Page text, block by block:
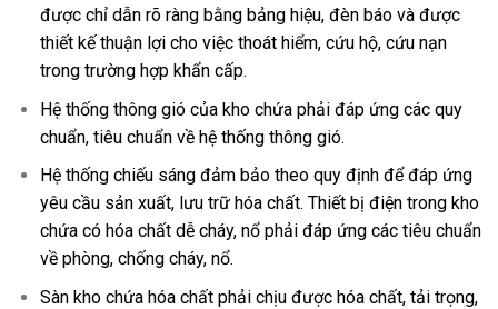
được chỉ dẫn rõ ràng bằng bảng hiệu, đèn báo và được
thiết kế thuận lợi cho việc thoát hiểm, cứu hộ, cứu nạn
trong trường hợp khẩn cấp.
Hệ thống thông gió của kho chứa phải đáp ứng các quy
chuẩn, tiêu chuẩn về hệ thống thông gió.
Hệ thống chiếu sáng đảm bảo theo quy định để đáp ứng
yêu cầu sản xuất, lưu trữ hóa chất. Thiết bị điện trong kho
chứa có hóa chất dễ cháy, nổ phải đáp ứng các tiêu chuẩn
về phòng, chống cháy, nổ.
Sàn kho chứa hóa chất phải chịu được hóa chất, tải trọng,